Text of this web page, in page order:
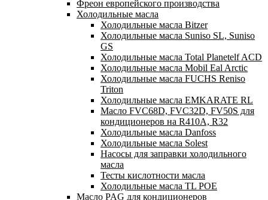
Фреон европейского производства
Холодильные масла
Холодильные масла Bitzer
Холодильные масла Suniso SL, Suniso
GS
Холодильные масла Total Planetelf ACD
Холодильные масла Mobil Eal Arctic
Холодильные масла FUCHS Reniso
Triton
Холодильные масла EMKARATE RL
Масло FVC68D, FVC32D, FV50S для
кондиционеров на R410A, R32
Холодильные масла Danfoss
Холодильные масла Solest
Насосы для заправки холодильного
масла
Тесты кислотности масла
Холодильные масла TL POE
Масло PAG для кондиционеров